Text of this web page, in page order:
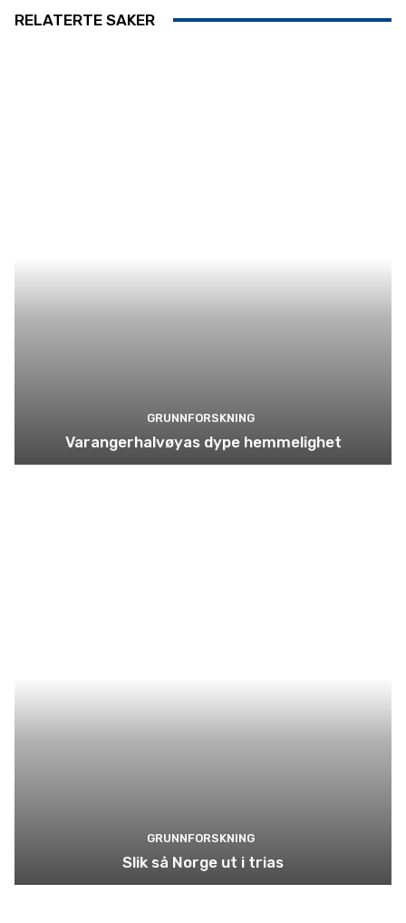
RELATERTE SAKER
GRUNNFORSKNING
Varangerhalvøyas dype hemmelighet
GRUNNFORSKNING
Slik så Norge ut i trias